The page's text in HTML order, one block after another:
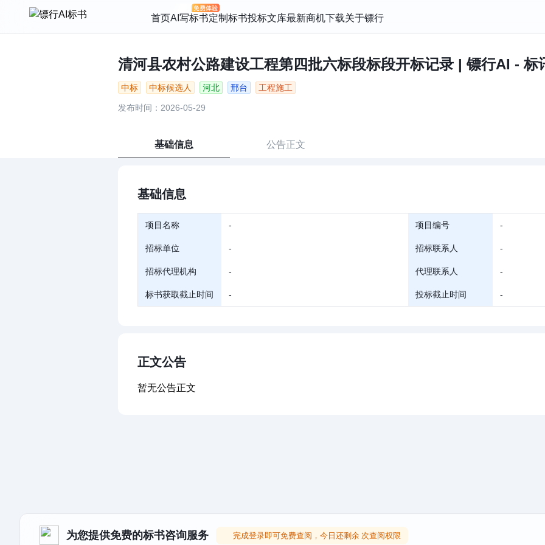
首页AI写标书定制标书投标文库最新商机下载关于镖行
清河县农村公路建设工程第四批六标段标段开标记录 | 镖行AI - 标
中标 中标候选人 河北 邢台 工程施工
发布时间：2026-05-29
基础信息 公告正文
基础信息
项目名称 - 项目编号 -
招标单位 - 招标联系人 -
招标代理机构 - 代理联系人 -
标书获取截止时间 - 投标截止时间 -
正文公告
暂无公告正文
为您提供免费的标书咨询服务 完成登录即可免费查阅，今日还剩余 次查阅权限